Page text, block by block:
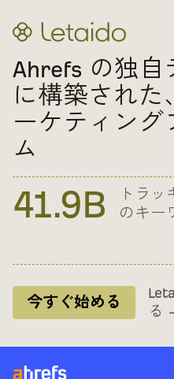
Ahrefs の独自
に構築された
ーケティング
ム
400M
月間
ト
41.9B
トラッ
のキー
170T
ahrefs の
インデッ
今すぐ始める
る